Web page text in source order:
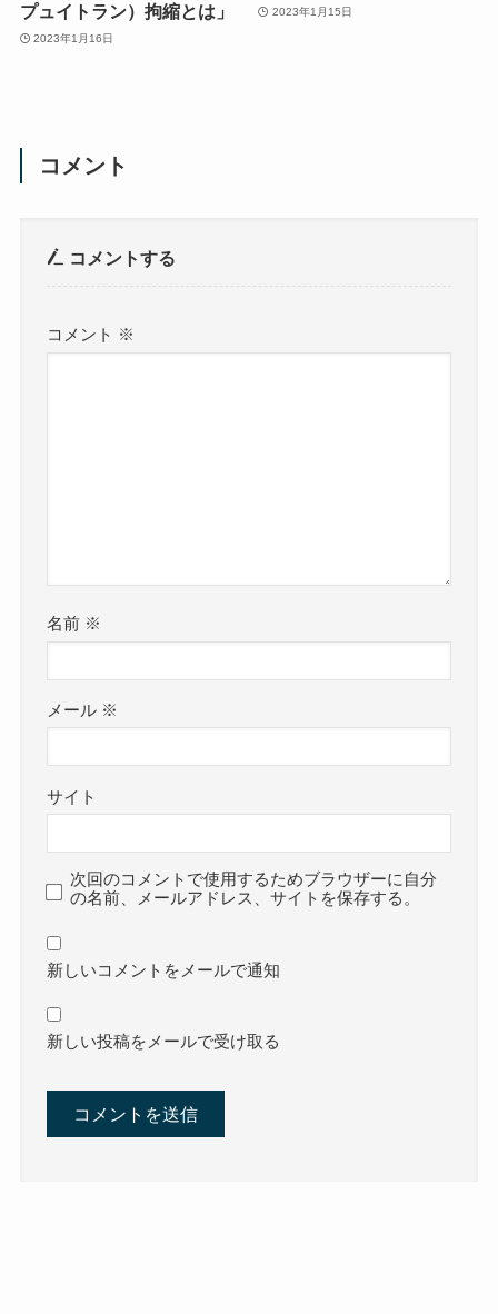
プュイトラン）拘縮とは」
2023年1月16日
2023年1月15日
コメント
コメントする
コメント ※
名前 ※
メール ※
サイト
次回のコメントで使用するためブラウザーに自分
の名前、メールアドレス、サイトを保存する。
新しいコメントをメールで通知
新しい投稿をメールで受け取る